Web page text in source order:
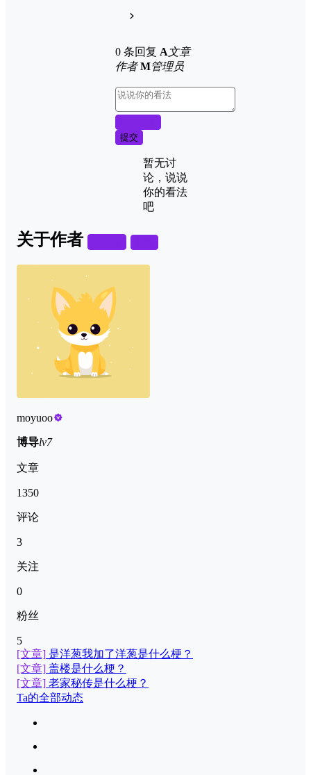
0 条回复 A文章
作者 M管理员
提交
暂无讨
论，说说
你的看法
吧
关于作者
moyuoo
博导lv7
文章
1350
评论
3
关注
0
粉丝
5
[文章] 是洋葱我加了洋葱是什么梗？
[文章] 盖楼是什么梗？
[文章] 老家秘传是什么梗？
Ta的全部动态